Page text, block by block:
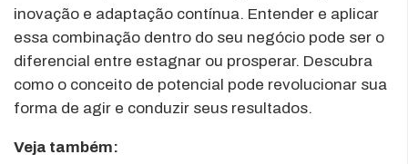
inovação e adaptação contínua. Entender e aplicar
essa combinação dentro do seu negócio pode ser o
diferencial entre estagnar ou prosperar. Descubra
como o conceito de potencial pode revolucionar sua
forma de agir e conduzir seus resultados.
Veja também: